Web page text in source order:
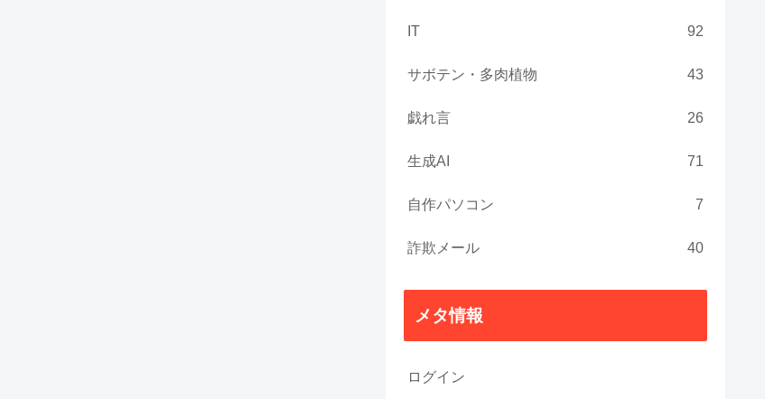
IT 92
サボテン・多肉植物 43
戯れ言 26
生成AI 71
自作パソコン 7
詐欺メール 40
メタ情報
ログイン